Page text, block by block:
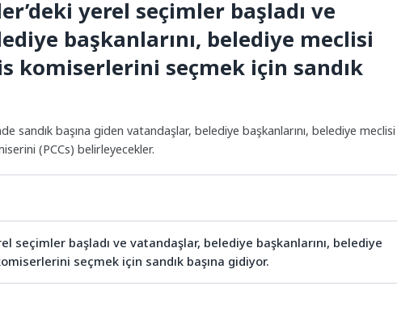
yerel seçimler başladı ve
başkanlarını, belediye meclisi
komiserlerini seçmek için sandık
sandık başına giden vatandaşlar, belediye başkanlarını, belediye meclisi
(PCCs) belirleyecekler.
seçimler başladı ve vatandaşlar, belediye başkanlarını, belediye
seçmek için sandık başına gidiyor.